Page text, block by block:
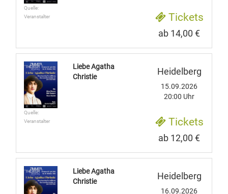
Quelle:
Veranstalter
Tickets
ab 14,00 €
Quelle:
Veranstalter
Liebe Agatha
Christie
Heidelberg
15.09.2026
20:00 Uhr
Tickets
ab 12,00 €
Liebe Agatha
Christie
Heidelberg
16.09.2026